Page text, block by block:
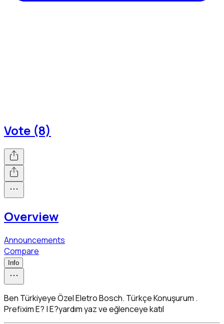
Vote (8)
Overview
Announcements
Compare
Info
Ben Türkiyeye Özel Eletro Bosch. Türkçe Konuşurum .
Prefixim E? | E?yardım yaz ve eğlenceye katıl